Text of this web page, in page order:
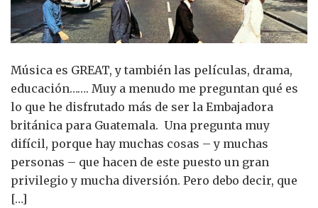
Música es GREAT, y también las películas, drama,
educación……. Muy a menudo me preguntan qué es
lo que he disfrutado más de ser la Embajadora
británica para Guatemala. Una pregunta muy
difícil, porque hay muchas cosas – y muchas
personas – que hacen de este puesto un gran
privilegio y mucha diversión. Pero debo decir, que
[…]